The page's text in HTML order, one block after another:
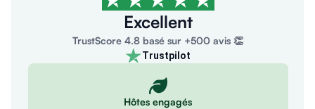
Excellent
TrustScore 4.8 basé sur +500 avis 👏
Trustpilot
Hôtes engagés